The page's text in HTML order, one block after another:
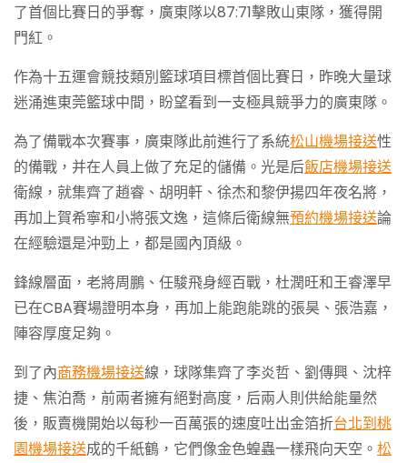
了首個比賽日的爭奪，廣東隊以87:71擊敗山東隊，獲得開
門紅。
作為十五運會競技類別籃球項目標首個比賽日，昨晚大量球
迷涌進東莞籃球中間，盼望看到一支極具競爭力的廣東隊。
為了備戰本次賽事，廣東隊此前進行了系統松山機場接送性
的備戰，并在人員上做了充足的儲備。光是后飯店機場接送
衛線，就集齊了趙睿、胡明軒、徐杰和黎伊揚四年夜名將，
再加上賀希寧和小將張文逸，這條后衛線無預約機場接送論
在經驗還是沖勁上，都是國內頂級。
鋒線層面，老將周鵬、任駿飛身經百戰，杜潤旺和王睿澤早
已在CBA賽場證明本身，再加上能跑能跳的張昊、張浩嘉，
陣容厚度足夠。
到了內商務機場接送線，球隊集齊了李炎哲、劉傳興、沈梓
捷、焦泊喬，前兩者擁有絕對高度，后兩人則供給能量然
後，販賣機開始以每秒一百萬張的速度吐出金箔折台北到桃
園機場接送成的千紙鶴，它們像金色蝗蟲一樣飛向天空。 松